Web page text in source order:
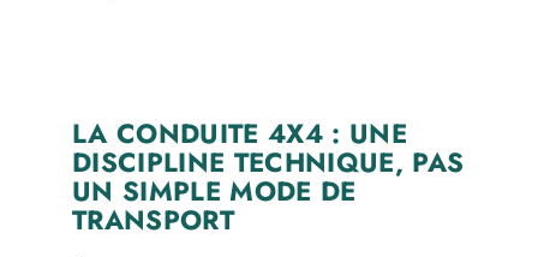
LA CONDUITE 4X4 : UNE
DISCIPLINE TECHNIQUE, PAS
UN SIMPLE MODE DE
TRANSPORT